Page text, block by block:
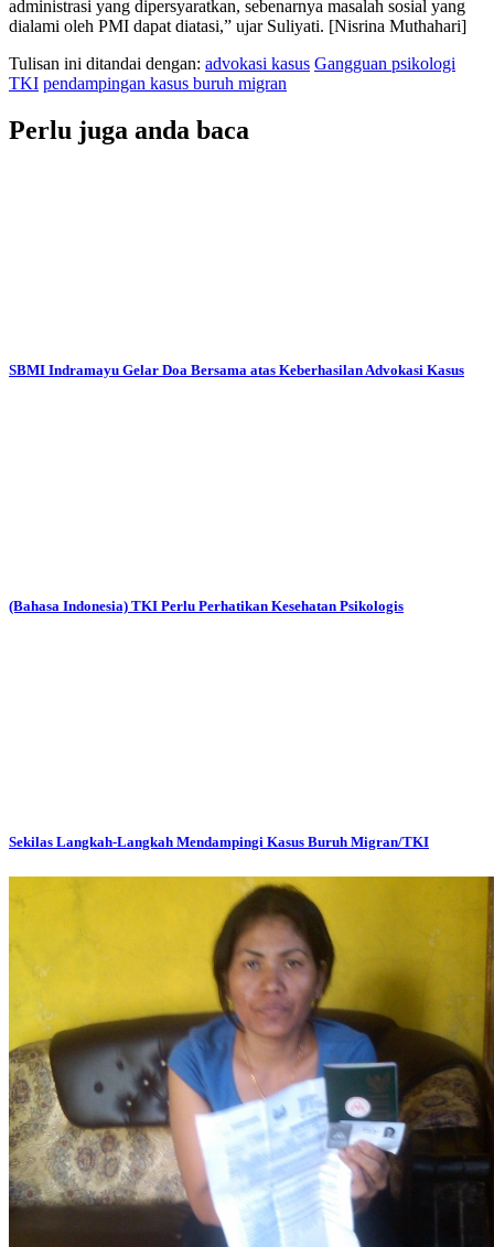
administrasi yang dipersyaratkan, sebenarnya masalah sosial yang
dialami oleh PMI dapat diatasi,” ujar Suliyati. [Nisrina Muthahari]
Tulisan ini ditandai dengan: advokasi kasus Gangguan psikologi
TKI pendampingan kasus buruh migran
Perlu juga anda baca
SBMI Indramayu Gelar Doa Bersama atas Keberhasilan Advokasi Kasus
(Bahasa Indonesia) TKI Perlu Perhatikan Kesehatan Psikologis
Sekilas Langkah-Langkah Mendampingi Kasus Buruh Migran/TKI